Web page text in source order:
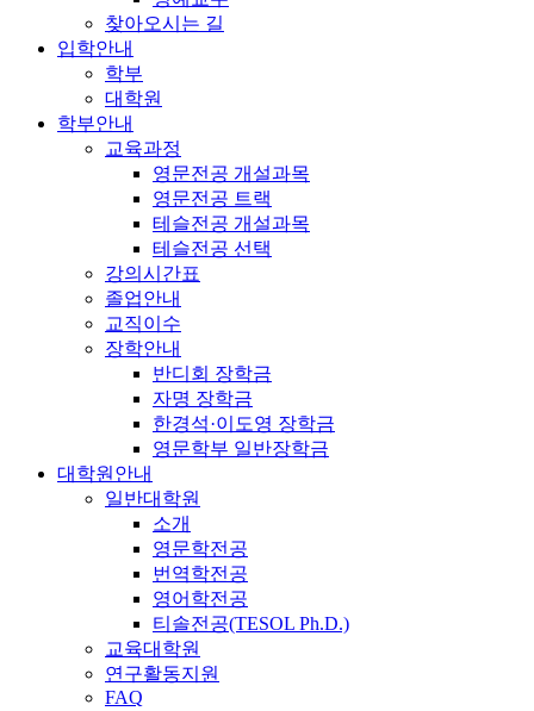
찾아오시는 길
입학안내
학부
대학원
학부안내
교육과정
영문전공 개설과목
영문전공 트랙
테슬전공 개설과목
테슬전공 선택
강의시간표
졸업안내
교직이수
장학안내
반디회 장학금
자명 장학금
한경석·이도영 장학금
영문학부 일반장학금
대학원안내
일반대학원
소개
영문학전공
번역학전공
영어학전공
티솔전공(TESOL Ph.D.)
교육대학원
연구활동지원
FAQ